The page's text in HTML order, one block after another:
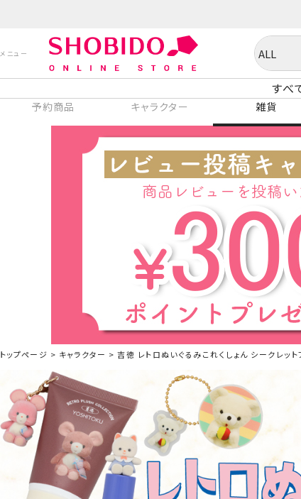
すべ
予約商品 キャラクター 雑貨
トップページ キャラクター 吉徳 レトロぬいぐるみこれくしょん シークレ